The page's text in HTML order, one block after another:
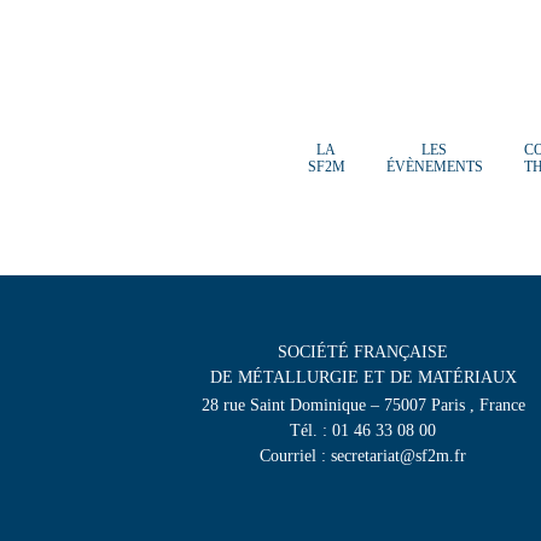
LA
SF2M
LES
ÉVÈNEMENTS
SOCIÉTÉ FRANÇAISE
DE MÉTALLURGIE ET DE MATÉRIAUX
28 rue Saint Dominique – 75007 Paris , France
Tél. : 01 46 33 08 00
Courriel : secretariat@sf2m.fr